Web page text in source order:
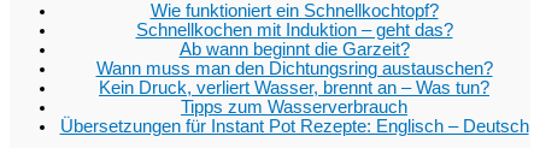
Wie funktioniert ein Schnellkochtopf?
Schnellkochen mit Induktion – geht das?
Ab wann beginnt die Garzeit?
Wann muss man den Dichtungsring austauschen?
Kein Druck, verliert Wasser, brennt an – Was tun?
Tipps zum Wasserverbrauch
Übersetzungen für Instant Pot Rezepte: Englisch – Deutsch